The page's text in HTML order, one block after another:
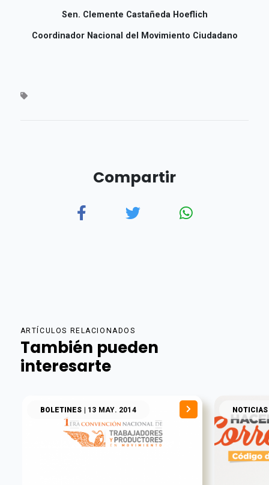
Sen. Clemente Castañeda Hoeflich
Coordinador Nacional del Movimiento Ciudadano
Compartir
ARTÍCULOS RELACIONADOS
También pueden
interesarte
BOLETINES | 13 MAY. 2014 NOTICIAS